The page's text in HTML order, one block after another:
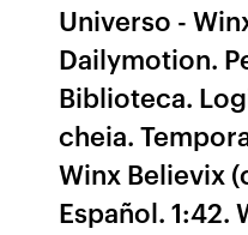
Universo -
Dailymotion.
Biblioteca.
cheia.
Winx Believix
Español. 1:42.